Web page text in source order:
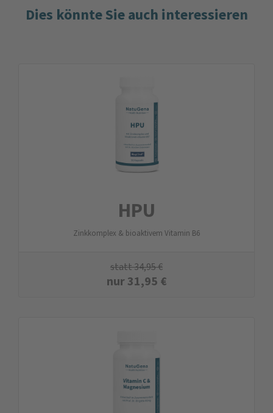
Dies könnte Sie auch interessieren
HPU
Zinkkomplex & bioaktivem Vitamin B6
statt34,95€
nur31,95 €